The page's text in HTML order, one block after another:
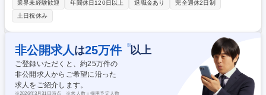
業の発展と水インフラに貢献するミッションです。商業施設から最先端の
半導体工場まで、幅広い分野の水処理設備に関するプロセス設計・積算を
中心とした エンジニアリング業務をお任せします。機器、配管、電計シス
テム等の他分野エンジニアと連携しながら、ゼロから最適なプロセスを組
み上げていく、まさにエンジニアリングの醍醐味を味わえる仕事です。
【具体的には】■顧客との引き合い・仕様検討に基づく最適なプロセスフ
ローの立案■P&ID作成、基本設計、詳細設計業務■機器選定やコスト試算
を含む積算業務■一部、試運転の支援、パフォーマンス確認を含む 募集職
種 【日本橋】未経験歓迎/水処理プロセスエンジニア/フレックス/在宅有/年
業界未経験歓迎 年間休日120日以上 退職金あり
完全週休2日制
土日祝休み
非公開求人 は25万件 ※以上
ご登録いただくと、約25万件の
非公開求人からご希望に沿った
求人をご紹介します。
※2026年3月31日時点 ※求人数＝採用予定人数